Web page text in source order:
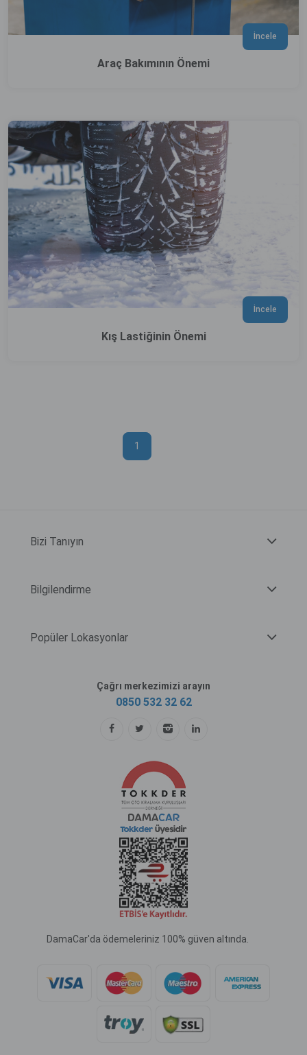
İncele
Araç Bakımının Önemi
İncele
Kış Lastiğinin Önemi
1
Bizi Tanıyın
Bilgilendirme
Popüler Lokasyonlar
Çağrı merkezimizi arayın
0850 532 32 62
DamaCar'da ödemeleriniz 100% güven altında.